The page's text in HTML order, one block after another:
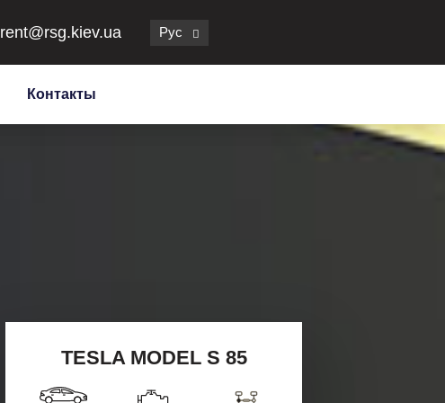
rent@rsg.kiev.ua Рус
Контакты
TESLA MODEL S 85